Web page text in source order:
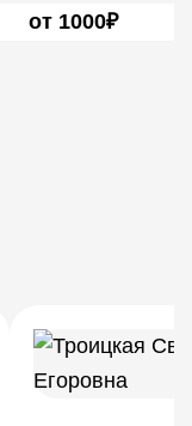
от 1000₽